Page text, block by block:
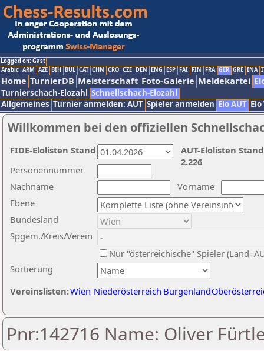
Logged on: Gast
Arabic ARM AZE BIH BUL CAT CHN CRO CZE DEN ENG ESP FAI FIN FRA GER GRE INA
Home TurnierDB Meisterschaft Foto-Galerie Meldekartei
Turnierschach-Elozahl Schnellschach-Elozahl
Allgemeines Turnier anmelden: AUT Spieler anmelden Elo AUT
Willkommen bei den offiziellen
Nachname
Vorname
Ebene
Sortierung
Personennummer
Bundesland
Spgem./Kreis/Verein
Nur "österreichische" Spieler
Vereinslisten:Wien Niederösterreich Burgenland
AUT-Elolisten
2.226
FIDE-Elolisten Stand
Pnr:142716 Name: Oliver